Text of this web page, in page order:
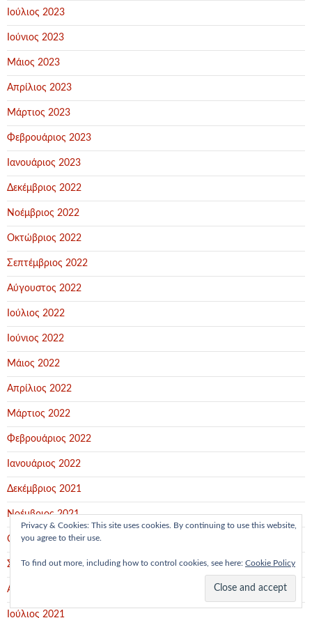
Ιούλιος 2023
Ιούνιος 2023
Μάιος 2023
Απρίλιος 2023
Μάρτιος 2023
Φεβρουάριος 2023
Ιανουάριος 2023
Δεκέμβριος 2022
Νοέμβριος 2022
Οκτώβριος 2022
Σεπτέμβριος 2022
Αύγουστος 2022
Ιούλιος 2022
Ιούνιος 2022
Μάιος 2022
Απρίλιος 2022
Μάρτιος 2022
Φεβρουάριος 2022
Ιανουάριος 2022
Δεκέμβριος 2021
Νοέμβριος 2021
Οκτώβριος 2021
Σεπτέμβριος 2021
Αύγουστος 2021
Ιούλιος 2021
Privacy & Cookies: This site uses cookies. By continuing to use this website,
you agree to their use.
To find out more, including how to control cookies, see here: Cookie Policy